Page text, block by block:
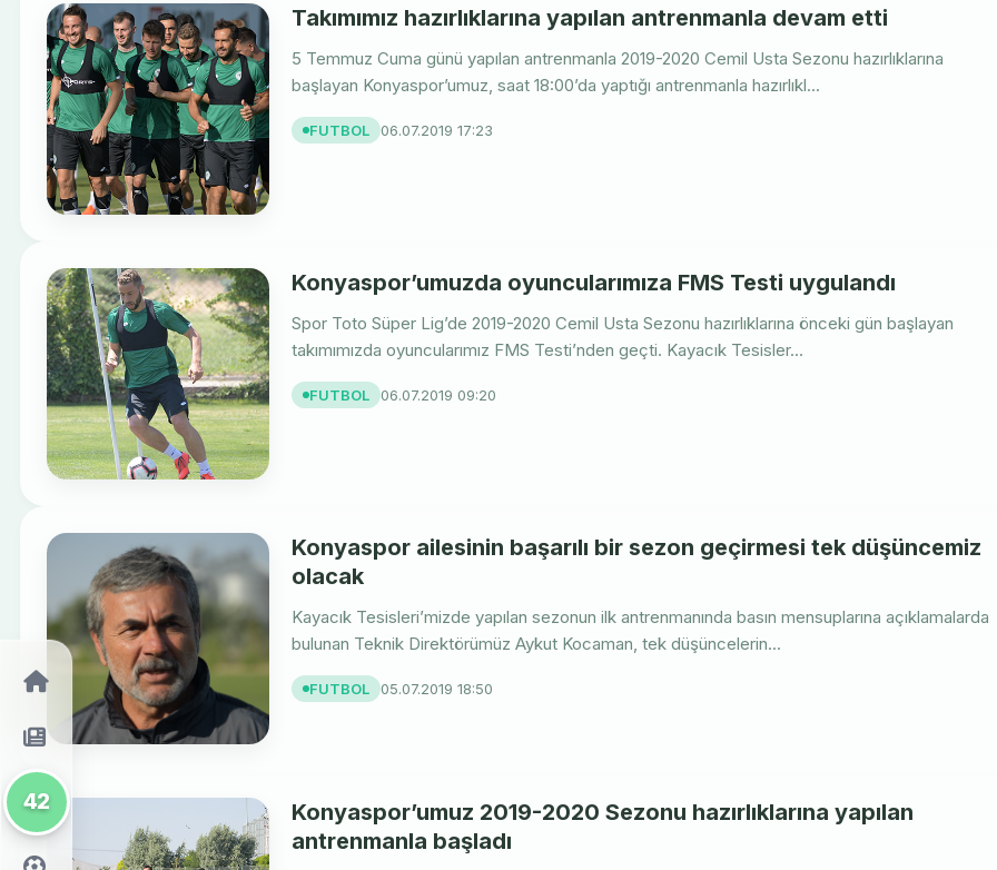
Takımımız hazırlıklarına yapılan antrenmanla devam etti
5 Temmuz Cuma günü yapılan antrenmanla 2019-2020 Cemil Usta Sezonu hazırlıklarına
başlayan Konyaspor’umuz, saat 18:00’da yaptığı antrenmanla hazırlıkl...
FUTBOL 06.07.2019 17:23
Konyaspor’umuzda oyuncularımıza FMS Testi uygulandı
Spor Toto Süper Lig’de 2019-2020 Cemil Usta Sezonu hazırlıklarına önceki gün başlayan
takımımızda oyuncularımız FMS Testi’nden geçti. Kayacık Tesisler...
FUTBOL 06.07.2019 09:20
Konyaspor ailesinin başarılı bir sezon geçirmesi tek düşüncemiz
olacak
Kayacık Tesisleri’mizde yapılan sezonun ilk antrenmanında basın mensuplarına açıklamalarda
bulunan Teknik Direktörümüz Aykut Kocaman, tek düşüncelerin...
FUTBOL 05.07.2019 18:50
Konyaspor’umuz 2019-2020 Sezonu hazırlıklarına yapılan
antrenmanla başladı
42